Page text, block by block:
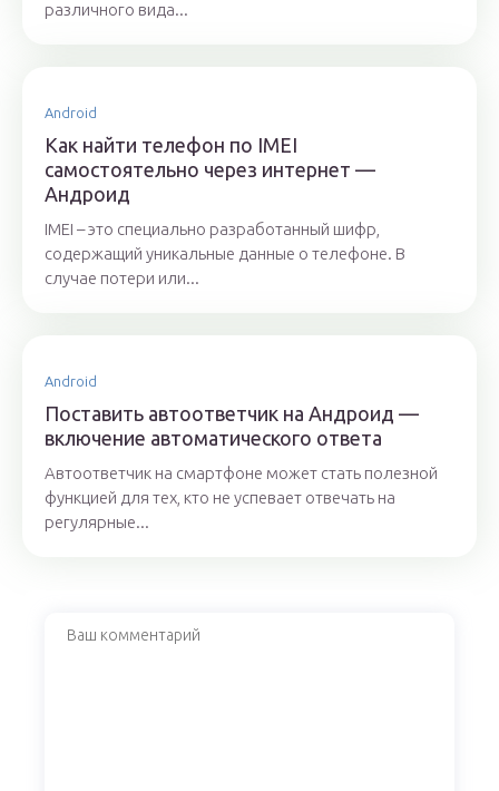
различного вида...
Android
Как найти телефон по IMEI
самостоятельно через интернет —
Андроид
IMEI – это специально разработанный шифр,
содержащий уникальные данные о телефоне. В
случае потери или...
Android
Поставить автоответчик на Андроид —
включение автоматического ответа
Автоответчик на смартфоне может стать полезной
функцией для тех, кто не успевает отвечать на
регулярные...